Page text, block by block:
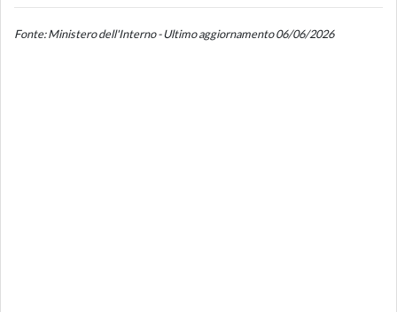
Fonte: Ministero dell'Interno - Ultimo aggiornamento 06/06/2026